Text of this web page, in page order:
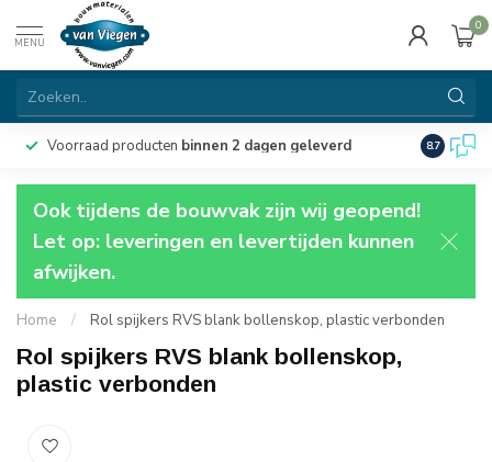
MENU
0
Voorraad producten binnen 2 dagen geleverd 8.7
Ook tijdens de bouwvak zijn wij geopend!
Let op: leveringen en levertijden kunnen
afwijken.
Home / Rol spijkers RVS blank bollenskop, plastic verbonden
Rol spijkers RVS blank bollenskop,
plastic verbonden